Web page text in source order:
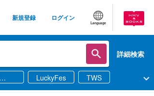
新規登録 ログイン
Language
詳細検索
LuckyFes
TWS